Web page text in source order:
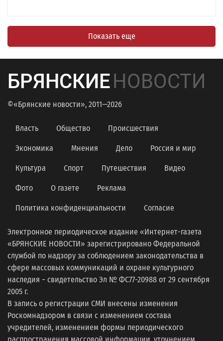
Показать еще
БРЯНСКИЕНОВОСТИ
©«Брянские новости», 2011—2026
Власть Общество Происшествия
Экономика Мнения Дело Россия и мир
Культура Спорт Путешествия Видео
Фото О газете Реклама
Политика конфиденциальности Согласие
Электронное периодическое издание «Интернет-газета
«БРЯНСКИЕ НОВОСТИ» зарегистрировано Федеральной
службой по надзору за соблюдением законодательства в
сфере массовых коммуникаций и охране культурного
наследия − свидетельство Эл № ФС77-20988 от 29 сентября
2005 г.
В запись о регистрации СМИ внесены изменения
Роскомнадзором в связи с изменением состава
учредителей, изменением формы периодического